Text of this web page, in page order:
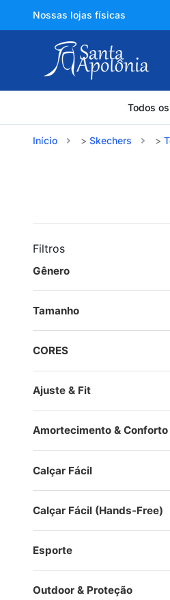
Nossas lojas físicas
Todos
Início Skechers
Filtros
Gênero
CORES
Tamanho
Ajuste & Fit
Amortecimento & Conforto
Calçar Fácil
Calçar Fácil (Hands-Free)
Esporte
Outdoor & Proteção